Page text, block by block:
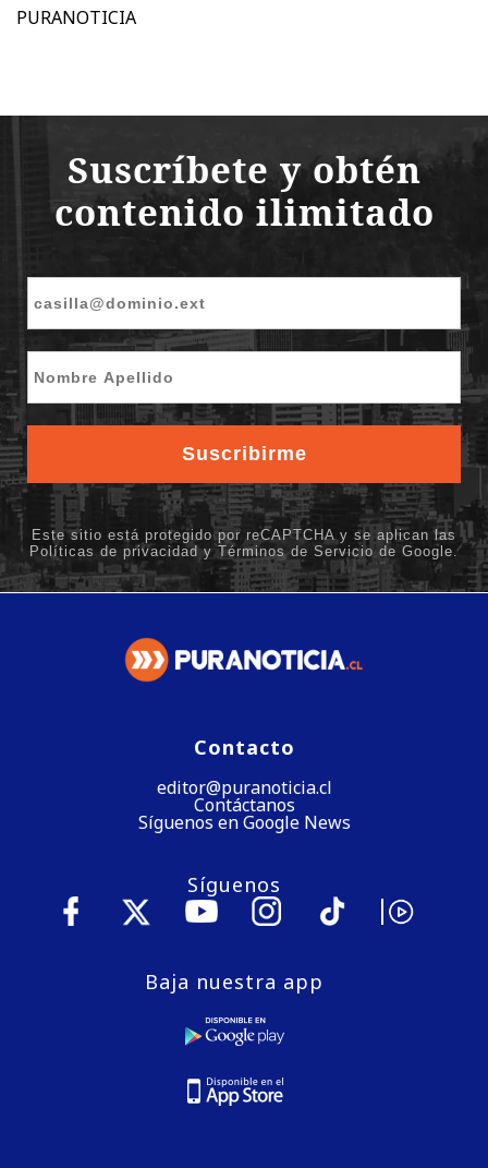
PURANOTICIA
Contacto
editor@puranoticia.cl
Contáctanos
Síguenos en Google News
Síguenos
Baja nuestra app